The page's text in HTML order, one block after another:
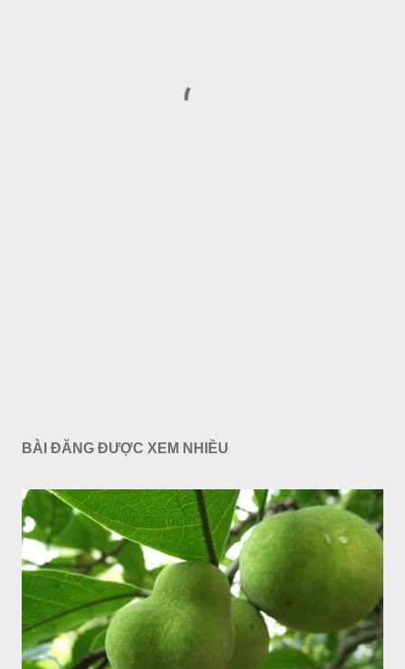
BÀI ĐĂNG ĐƯỢC XEM NHIỀU